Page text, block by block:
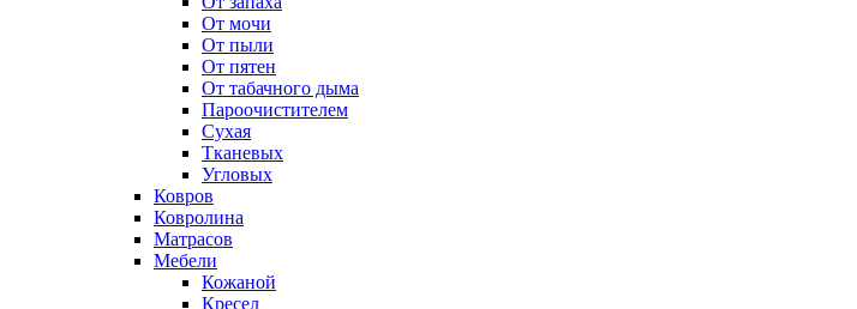
От мочи
От пыли
От пятен
От табачного дыма
Пароочистителем
Сухая
Тканевых
Угловых
Ковров
Ковролина
Матрасов
Мебели
Кожаной
Кресел